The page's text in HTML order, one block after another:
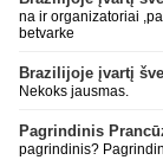
na ir organizatoriai
betvarke
Nekoks jausmas.
pagrindinis?